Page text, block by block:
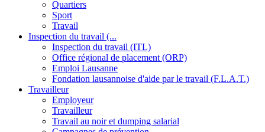
Quartiers
Sport
Travail
Inspection du travail (...
Inspection du travail (ITL)
Office régional de placement (ORP)
Emploi Lausanne
Fondation lausannoise d'aide par le travail (F.L.A.T.)
Travailleur
Employeur
Travailleur
Travail au noir et dumping salarial